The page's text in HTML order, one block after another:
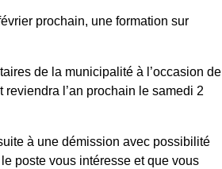
prochain, une formation sur
de la municipalité à l’occasion de
l’an prochain le samedi 2
à une démission avec possibilité
poste vous intéresse et que vous